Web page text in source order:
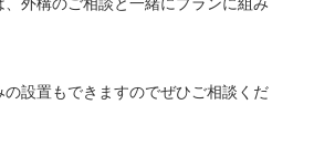
外構のご相談と一緒にプランに組み
の設置もできますのでぜひご相談くだ